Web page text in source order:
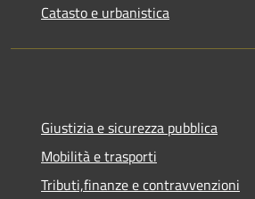
Catasto e urbanistica
Giustizia e sicurezza pubblica
Mobilità e trasporti
Tributi,finanze e contravvenzioni